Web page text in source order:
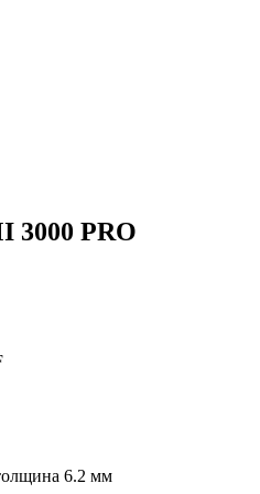
3000 PRO
6.2 мм